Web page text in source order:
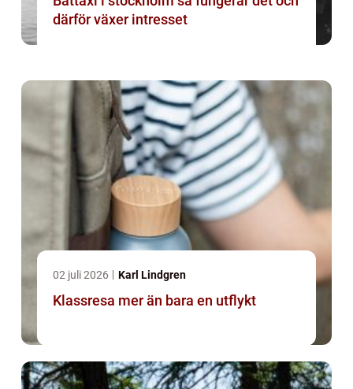
därför växer intresset
02 juli 2026 Karl Lindgren
Klassresa mer än bara en utflykt